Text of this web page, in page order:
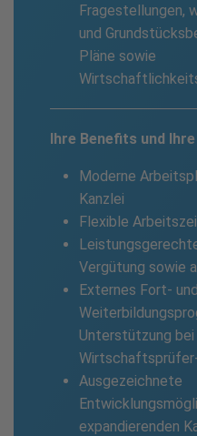
Fragestellungen,
und
Pläne sowie
Ihre Benefits und
Moderne
Kanzlei
Flexible
Vergütung sowie
Externes Fort- und
Unterstützung
Ausgezeichnete
expandierenden